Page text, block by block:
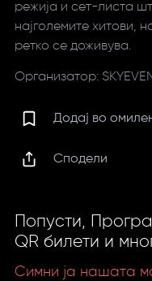
режија и сет-листа
најголемите хитови,
ретко се доживува.
Организатор:
Додај во
Сподели
Попусти,
QR билети и
Симни ја нашата